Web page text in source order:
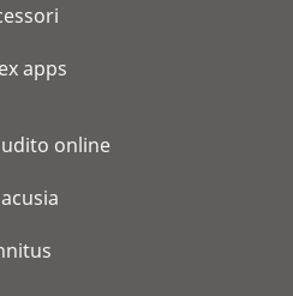
apps
online